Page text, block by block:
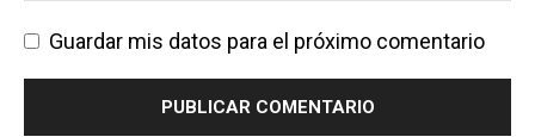
Guardar mis datos para el próximo comentario